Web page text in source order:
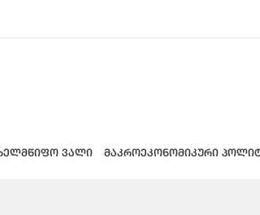
ვალი მაკროეკონომიკური